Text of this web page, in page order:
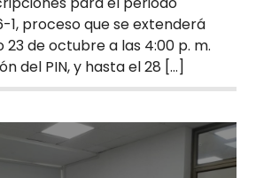
1, proceso que se extenderá
de octubre a las 4:00 p. m.
del PIN, y hasta el 28 […]